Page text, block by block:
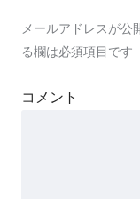
メールアドレスが公
る欄は必須項目です
コメント